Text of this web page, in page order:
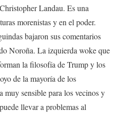
Landau. Es una
morenistas y en el poder.
bajaron sus comentarios
Noroña. La izquierda woke que
la filosofía de Trump y los
de la mayoría de los
muy sensible para los vecinos y
llevar a problemas al